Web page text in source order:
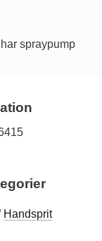
spraypump
Handsprit